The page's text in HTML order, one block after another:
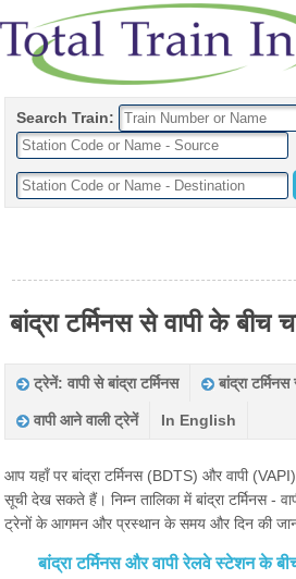
Search Train:
बांद्रा टर्मिनस से वापी के बीच
ट्रेनें: वापी से बांद्रा टर्मिनस बांद्रा
वापी आने वाली ट्रेनें In English
आप यहाँ पर बांद्रा टर्मिनस (BDTS) और वापी
सूची देख सकते हैं। निम्न तालिका में बांद्रा टर्मिनस -
ट्रेनों के आगमन और प्रस्थान के समय और दिन की
बांद्रा टर्मिनस और वापी रेलवे स्टेशन के